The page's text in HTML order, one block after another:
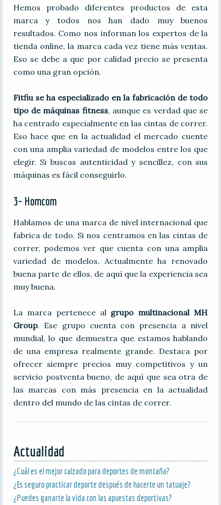
Hemos probado diferentes productos de esta
marca y todos nos han dado muy buenos
resultados. Como nos informan los expertos de la
tienda online, la marca cada vez tiene más ventas.
Eso se debe a que por calidad precio se presenta
como una gran opción.
Fitfiu se ha especializado en la fabricación de todo
tipo de máquinas fitness, aunque es verdad que se
ha centrado especialmente en las cintas de correr.
Eso hace que en la actualidad el mercado cuente
con una amplia variedad de modelos entre los que
elegir. Si buscas autenticidad y sencillez, con sus
máquinas es fácil conseguirlo.
3- Homcom
Hablamos de una marca de nivel internacional que
fabrica de todo. Si nos centramos en las cintas de
correr, podemos ver que cuenta con una amplia
variedad de modelos. Actualmente ha renovado
buena parte de ellos, de aquí que la experiencia sea
muy buena.
La marca pertenece al grupo multinacional MH
Group. Ese grupo cuenta con presencia a nivel
mundial, lo que demuestra que estamos hablando
de una empresa realmente grande. Destaca por
ofrecer siempre precios muy competitivos y un
servicio postventa bueno, de aquí que sea otra de
las marcas con más presencia en la actualidad
dentro del mundo de las cintas de correr.
Actualidad
¿Cuál es el mejor calzado para deportes de montaña?
¿Es seguro practicar deporte después de hacerte un tatuaje?
¿Puedes ganarte la vida con las apuestas deportivas?